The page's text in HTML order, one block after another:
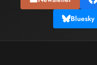
Mang'Azur 2027
les 24 et 25 avril 2027 - à Toulon
SALONS & CONVENTIONS GEEKS
Bluesky